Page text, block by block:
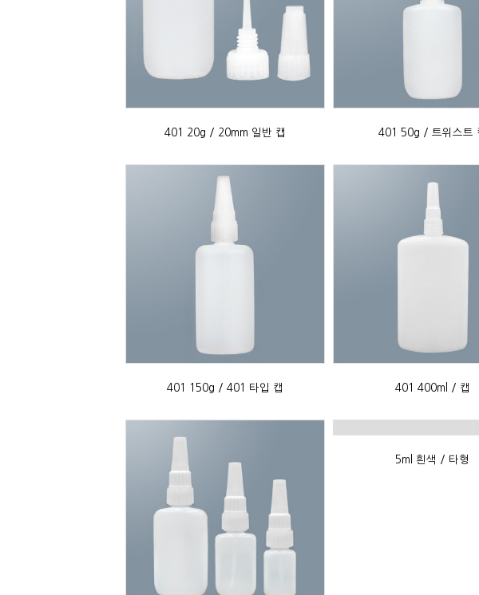
401 20g / 20mm 일반 캡 401 50g / 트위스트
401 150g / 401 타입 캡 401 400ml / 캡
5ml 흰색 / 타형